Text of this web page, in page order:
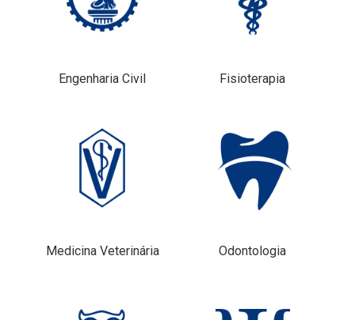
Engenharia Civil Fisioterapia
Medicina Veterinária Odontologia